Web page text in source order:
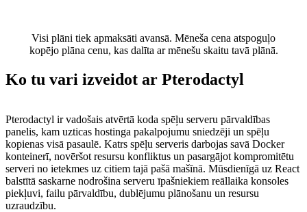
Visi plāni tiek apmaksāti avansā. Mēneša cena atspoguļo
kopējo plāna cenu, kas dalīta ar mēnešu skaitu tavā plānā.
Ko tu vari izveidot ar Pterodactyl
Pterodactyl ir vadošais atvērtā koda spēļu serveru pārvaldības
panelis, kam uzticas hostinga pakalpojumu sniedzēji un spēļu
kopienas visā pasaulē. Katrs spēļu serveris darbojas savā Docker
konteinerī, novēršot resursu konfliktus un pasargājot kompromitētu
serveri no ietekmes uz citiem tajā pašā mašīnā. Mūsdienīgā uz React
balstītā saskarne nodrošina serveru īpašniekiem reāllaika konsoles
piekļuvi, failu pārvaldību, dublējumu plānošanu un resursu
uzraudzību.